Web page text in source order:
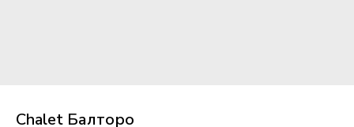
Chalet Балторо